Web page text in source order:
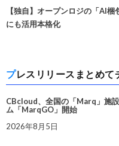
【独自】オープンロジの「AI
にも活用本格化
プレスリリースまとめて
CBcloud、全国の「Marq」施
ム「MarqGO」開始
2026年8月5日